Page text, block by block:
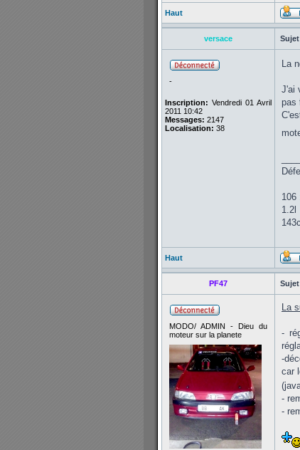
Haut
versace
-
Inscription: Vendredi 01 Avril
2011 10:42
Messages: 2147
Localisation: 38
La
J'ai
pas
Haut
PF47
MODO/ ADMIN - Dieu du
moteur sur la planete
La
-
-
car
-
-